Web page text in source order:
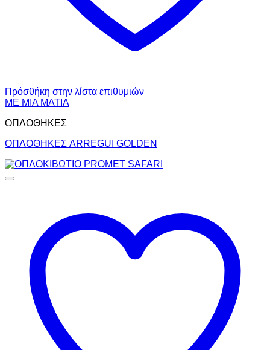
Πρόσθήκη στην λίστα επιθυμιών
ΜΕ ΜΙΑ ΜΑΤΙΑ
ΟΠΛΟΘΗΚΕΣ
ΟΠΛΟΘΗΚΕΣ ARREGUI GOLDEN